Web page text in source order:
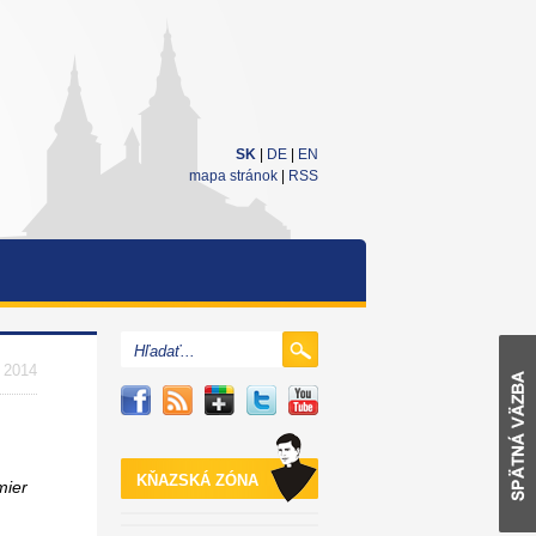
SK DE
EN
mapa stránok
RSS
KŇAZSKÁ ZÓNA